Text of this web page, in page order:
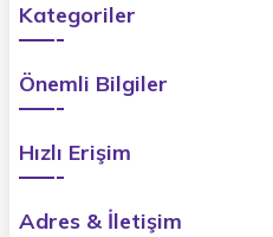
Kategoriler
Önemli Bilgiler
Hızlı Erişim
Adres & İletişim